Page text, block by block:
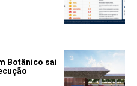
Botânico sai